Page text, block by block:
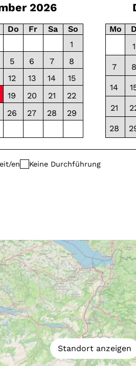
2026
Do Fr Sa
So
1
5 6 7
8
12 13 14
15
19 20 21
22
26 27 28
29
Mo
1
7 8
14
21
28
en Keine Durchführung
Standort anzeigen